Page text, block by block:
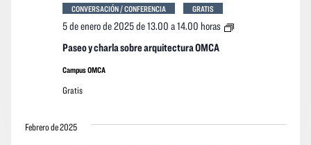
Paseo y charla sobre arquitectura OMCA
5 de enero de 2025 de 13.00 a14.00 horas
Paseo
CONVERSACIÓN / CONFERENCIA GRATIS
Campus OMCA
Gratis
Febrero de 2025